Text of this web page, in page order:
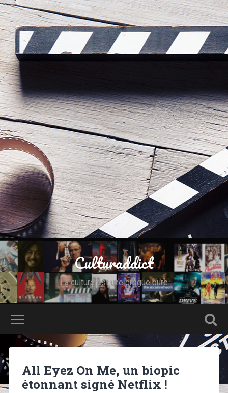
Culturaddict
La culture est une drogue dure
All Eyez On Me, un biopic
étonnant signé Netflix !